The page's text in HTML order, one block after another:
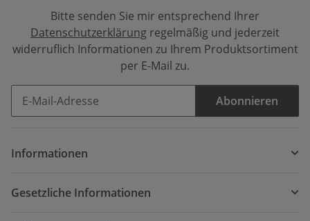
Bitte senden Sie mir entsprechend Ihrer
Datenschutzerklärung regelmäßig und jederzeit
widerruflich Informationen zu Ihrem Produktsortiment
per E-Mail zu.
Abonnieren
Informationen
Gesetzliche Informationen